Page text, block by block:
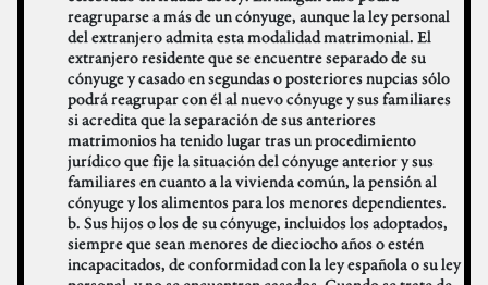
reagruparse a más de un cónyuge, aunque la ley personal
del extranjero admita esta modalidad matrimonial. El
extranjero residente que se encuentre separado de su
cónyuge y casado en segundas o posteriores nupcias sólo
podrá reagrupar con él al nuevo cónyuge y sus familiares
si acredita que la separación de sus anteriores
matrimonios ha tenido lugar tras un procedimiento
jurídico que fije la situación del cónyuge anterior y sus
familiares en cuanto a la vivienda común, la pensión al
cónyuge y los alimentos para los menores dependientes.
b. Sus hijos o los de su cónyuge, incluidos los adoptados,
siempre que sean menores de dieciocho años o estén
incapacitados, de conformidad con la ley española o su ley